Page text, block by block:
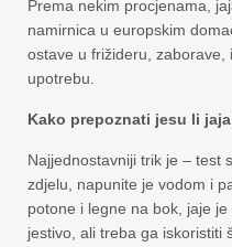
Prema nekim procjenama,
namirnica u europskim
ostave u frižideru, zaborave,
upotrebu.
Kako prepoznati jesu li
Najjednostavniji trik je – test
zdjelu, napunite je vodom i
potone i legne na bok, jaje
jestivo, ali treba ga iskoristiti